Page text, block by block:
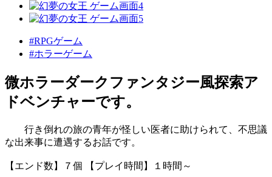
#RPGゲーム
#ホラーゲーム
微ホラーダークファンタジー風探索ア
ドベンチャーです。
行き倒れの旅の青年が怪しい医者に助けられて、不思議
な出来事に遭遇するお話です。
【エンド数】７個 【プレイ時間】１時間～